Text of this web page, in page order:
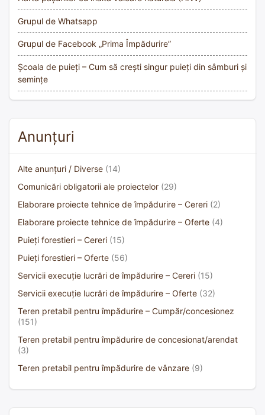
Grupul de Whatsapp
Grupul de Facebook „Prima Împădurire”
Școala de puieți – Cum să crești singur puieți din sâmburi și
semințe
Anunțuri
Alte anunțuri / Diverse (14)
Comunicări obligatorii ale proiectelor (29)
Elaborare proiecte tehnice de împădurire – Cereri (2)
Elaborare proiecte tehnice de împădurire – Oferte (4)
Puieți forestieri – Cereri (15)
Puieți forestieri – Oferte (56)
Servicii execuție lucrări de împădurire – Cereri (15)
Servicii execuție lucrări de împădurire – Oferte (32)
Teren pretabil pentru împădurire – Cumpăr/concesionez
(151)
Teren pretabil pentru împădurire de concesionat/arendat
(3)
Teren pretabil pentru împădurire de vânzare (9)